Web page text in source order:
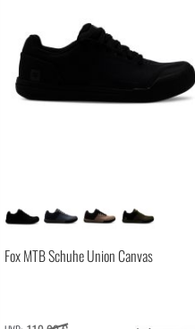
Fox MTB Schuhe Union Canvas